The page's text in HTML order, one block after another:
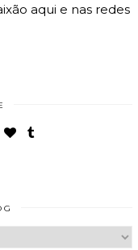
aqui e nas redes